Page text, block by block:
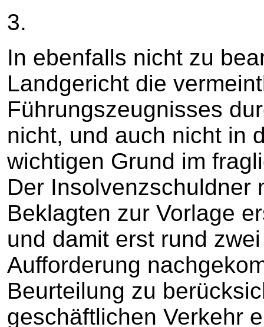
3.
In ebenfalls nicht zu
Landgericht die
Führungszeugnisses
nicht, und auch nicht in
wichtigen Grund im
Der Insolvenzschuldner
Beklagten zur Vorlage
und damit erst rund
Aufforderung
Beurteilung zu
geschäftlichen Verkehr